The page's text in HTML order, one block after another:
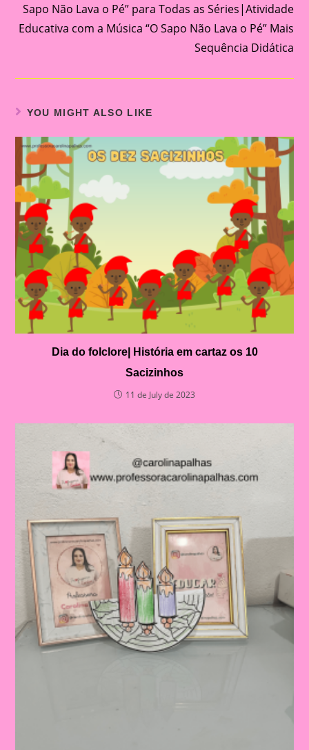
Sapo Não Lava o Pé” para Todas as Séries|Atividade
Educativa com a Música “O Sapo Não Lava o Pé” Mais
Sequência Didática
YOU MIGHT ALSO LIKE
Dia do folclore| História em cartaz os 10
Sacizinhos
11 de July de 2023